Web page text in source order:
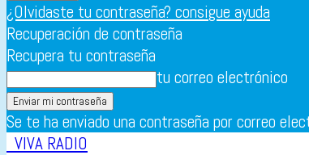
¿Olvidaste tu contraseña? consigue ayuda
Recuperación de contraseña
Recupera tu contraseña
tu correo electrónico
Se te ha enviado una contraseña por correo
VIVA RADIO